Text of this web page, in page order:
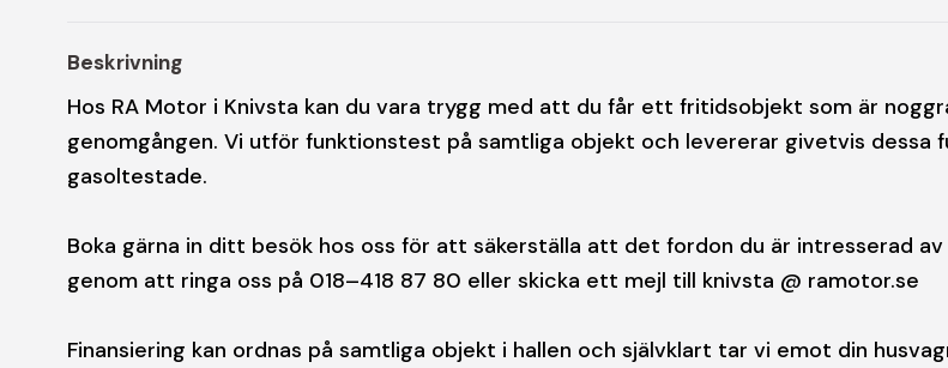
Beskrivning
Hos RA Motor i Knivsta kan du vara trygg med att du får ett fritidsobjekt som är
genomgången. Vi utför funktionstest på samtliga objekt och levererar givetvis dessa
gasoltestade.
Boka gärna in ditt besök hos oss för att säkerställa att det fordon du är intresserad av
genom att ringa oss på 018–418 87 80 eller skicka ett mejl till knivsta @ ramotor.se
Finansiering kan ordnas på samtliga objekt i hallen och självklart tar vi emot din